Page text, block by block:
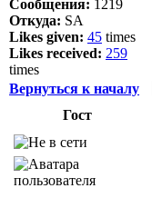
Сообщения: 1219
Откуда: SA
Likes given: 45 times
Likes received: 259
times
Вернуться к началу
Гост